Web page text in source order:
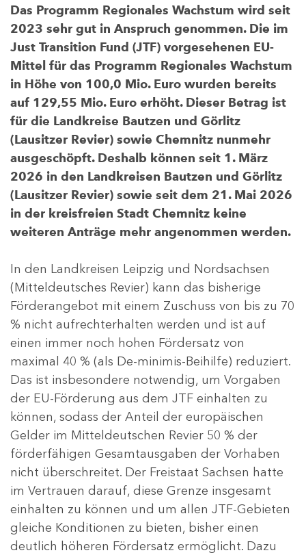
Das Programm Regionales Wachstum wird seit
2023 sehr gut in Anspruch genommen. Die im
Just Transition Fund (JTF) vorgesehenen EU-
Mittel für das Programm Regionales Wachstum
in Höhe von 100,0 Mio. Euro wurden bereits
auf 129,55 Mio. Euro erhöht. Dieser Betrag ist
für die Landkreise Bautzen und Görlitz
(Lausitzer Revier) sowie Chemnitz nunmehr
ausgeschöpft. Deshalb können seit 1. März
2026 in den Landkreisen Bautzen und Görlitz
(Lausitzer Revier) sowie seit dem 21. Mai 2026
in der kreisfreien Stadt Chemnitz keine
weiteren Anträge mehr angenommen werden.
In den Landkreisen Leipzig und Nordsachsen
(Mitteldeutsches Revier) kann das bisherige
Förderangebot mit einem Zuschuss von bis zu 70
% nicht aufrechterhalten werden und ist auf
einen immer noch hohen Fördersatz von
maximal 40 % (als De-minimis-Beihilfe) reduziert.
Das ist insbesondere notwendig, um Vorgaben
der EU-Förderung aus dem JTF einhalten zu
können, sodass der Anteil der europäischen
Gelder im Mitteldeutschen Revier 50 % der
förderfähigen Gesamtausgaben der Vorhaben
nicht überschreitet. Der Freistaat Sachsen hatte
im Vertrauen darauf, diese Grenze insgesamt
einhalten zu können und um allen JTF-Gebieten
gleiche Konditionen zu bieten, bisher einen
deutlich höheren Fördersatz ermöglicht. Dazu